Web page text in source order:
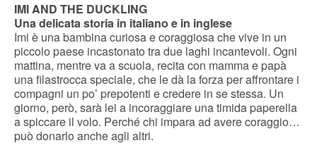
IMI AND THE DUCKLING
Una delicata storia in italiano e in inglese
Imi è una bambina curiosa e coraggiosa che vive in un
piccolo paese incastonato tra due laghi incantevoli. Ogni
mattina, mentre va a scuola, recita con mamma e papà
una filastrocca speciale, che le dà la forza per affrontare i
compagni un po’ prepotenti e credere in se stessa. Un
giorno, però, sarà lei a incoraggiare una timida paperella
a spiccare il volo. Perché chi impara ad avere coraggio…
può donarlo anche agli altri.